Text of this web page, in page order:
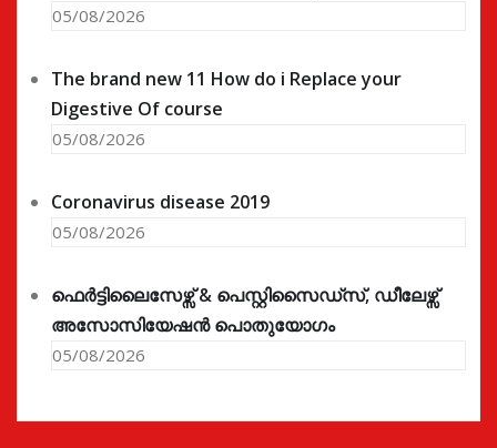
05/08/2026
The brand new 11 How do i Replace your
Digestive Of course
05/08/2026
Coronavirus disease 2019
05/08/2026
ഫെർട്ടിലൈസേഴ്സ് & പെസ്റ്റിസൈഡ്സ്, ഡീലേഴ്സ്
അസോസിയേഷൻ പൊതുയോഗം
05/08/2026